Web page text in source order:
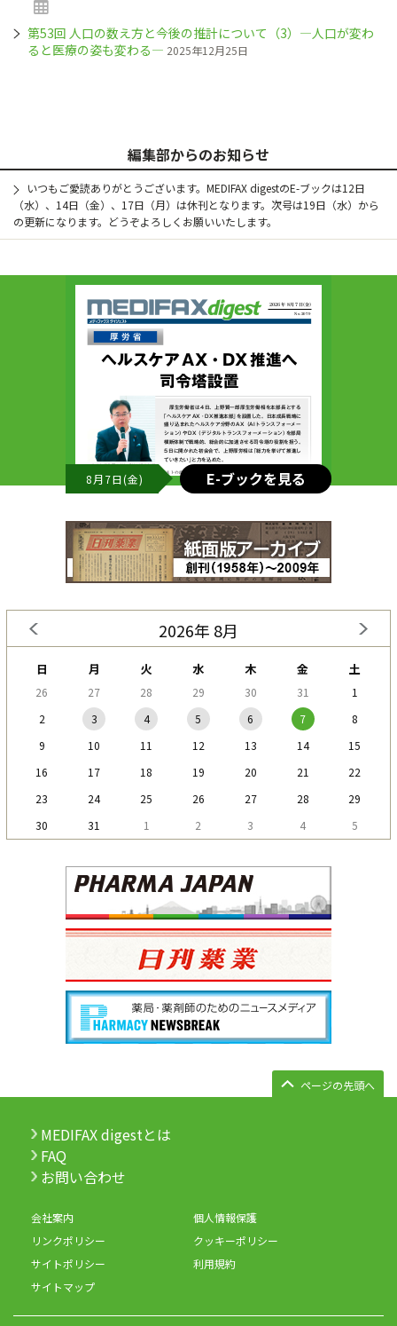
第53回 人口の数え方と今後の推計について（3）―人口が変わ
ると医療の姿も変わる― 2025年12月25日
編集部からのお知らせ
いつもご愛読ありがとうございます。MEDIFAX digestのE-ブックは12日
（水）、14日（金）、17日（月）は休刊となります。次号は19日（水）から
の更新になります。どうぞよろしくお願いいたします。
8月7日(金) E-ブックを見る
2026年 8月
日 月 火 水 木 金 土
26 27 28 29 30 31
1
2
3 4 5 6 7
8
9
10 11 12 13 14
15
16
17 18 19 20 21
22
23
24 25 26 27 28
29
30
31 1 2 3 4 5
ページの先頭へ
MEDIFAX digestとは
FAQ
お問い合わせ
会社案内
個人情報保護
リンクポリシー
クッキーポリシー
サイトポリシー
利用規約
サイトマップ